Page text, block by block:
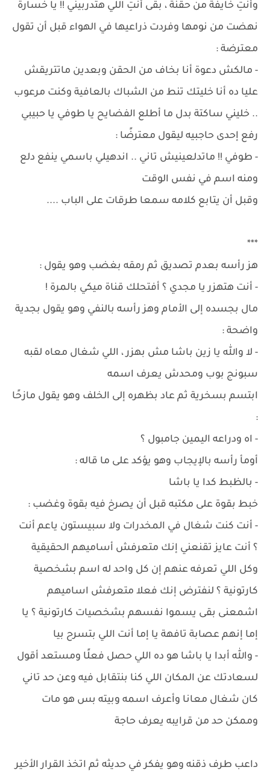
وأنتِ خايفة من حقنة ، بقى أنتِ اللي هتدربيني !! يا خسارة
نهضت من نومها وفردت ذراعيها في الهواء قبل أن تقول
معترضة :
- مالكش دعوة أنا بخاف من الحقن وبعدين ماتتريقش
عليا ده أنا خليتك تنط من الشباك بالعافية وكنت مرعوب
.. خليني ساكتة بدل ما أطلع الفضايح يا طوفي يا حبيبي
رفع إحدى حاجبيه ليقول معترضًا :
- طوفي !! ماتدلعينيش تاني .. اندهيلي باسمي ينفع دلع
ومنه اسم في نفس الوقت
وقبل أن يتابع كلامه سمعا طرقات على الباب ....
***
هز رأسه بعدم تصديق ثم رمقه بغضب وهو يقول :
- أنت هتهزر يا مجدي ؟ أفتحلك قناة ميكي بالمرة !
مال بجسده إلى الأمام وهز رأسه بالنفي وهو يقول بجدية
واضحة :
- لا والله يا زين باشا مش بهزر ، اللي شغال معاه لقبه
سبونج بوب ومحدش يعرف اسمه
ابتسم بسخرية ثم عاد بظهره إلى الخلف وهو يقول مازحًا
:
- اه ودراعه اليمين جامبول ؟
أومأ رأسه بالإيجاب وهو يؤكد على ما قاله :
- بالظبط كدا يا باشا
خبط بقوة على مكتبه قبل أن يصرخ فيه بقوة وغضب :
- أنت كنت شغال في المخدرات ولا سبيستون ياعم أنت
؟ أنت عايز تقنعني إنك متعرفش أساميهم الحقيقية
وكل اللي تعرفه عنهم إن كل واحد له اسم بشخصية
كارتونية ؟ لنفترض إنك فعلا متعرفش اساميهم
اشمعنى بقى يسموا نفسهم بشخصيات كارتونية ؟ يا
إما إنهم عصابة تافهة يا إما أنت اللي بتسرح بيا
- والله أبدا يا باشا هو ده اللي حصل فعلًا ومستعد أقول
لسعادتك عن المكان اللي كنا بنتقابل فيه وعن حد تاني
كان شغال معانا وأعرف اسمه وبيته بس هو مات
وممكن حد من قرايبه يعرف حاجة
داعب طرف ذقنه وهو يفكر في حديثه ثم اتخذ القرار الأخير